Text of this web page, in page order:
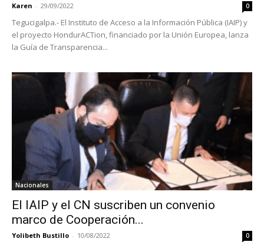
Karen - 29/09/2022 0
Tegucigalpa.- El Instituto de Acceso a la Información Pública (IAIP) y
el proyecto HondurACTion, financiado por la Unión Europea, lanza
la Guía de Transparencia...
Nacionales
El IAIP y el CN suscriben un convenio
marco de Cooperación...
Yolibeth Bustillo - 10/08/2022 0